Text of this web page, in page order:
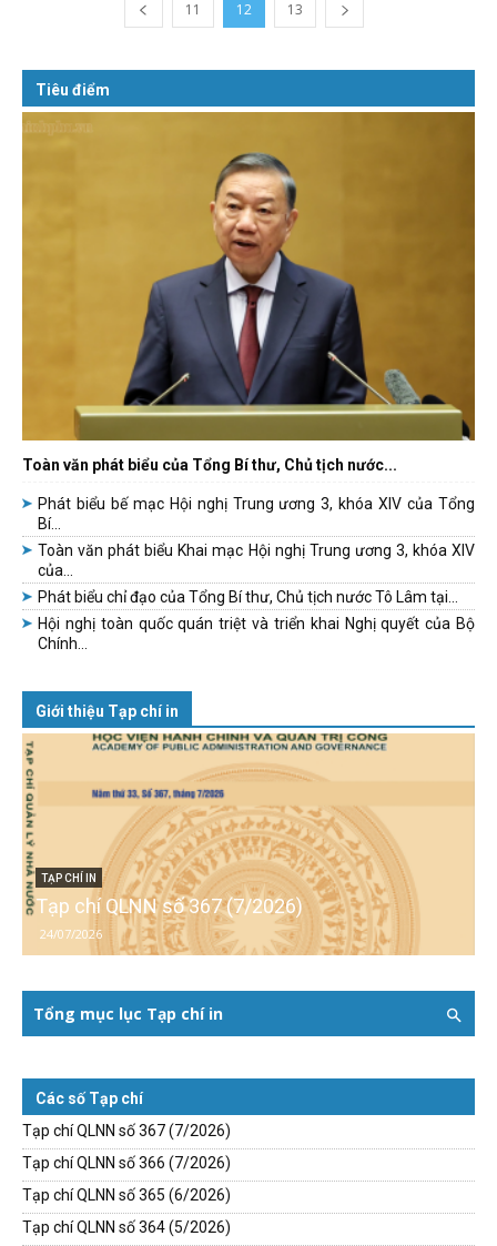
11 12 13
Tiêu điểm
Toàn văn phát biểu của Tổng Bí thư, Chủ tịch nước...
Phát biểu bế mạc Hội nghị Trung ương 3, khóa XIV của Tổng
Bí...
Toàn văn phát biểu Khai mạc Hội nghị Trung ương 3, khóa XIV
của...
Phát biểu chỉ đạo của Tổng Bí thư, Chủ tịch nước Tô Lâm tại...
Hội nghị toàn quốc quán triệt và triển khai Nghị quyết của Bộ
Chính...
Giới thiệu Tạp chí in
TẠP CHÍ IN
Tạp chí QLNN số 367 (7/2026)
24/07/2026
Tổng mục lục Tạp chí in
Các số Tạp chí
Tạp chí QLNN số 367 (7/2026)
Tạp chí QLNN số 366 (7/2026)
Tạp chí QLNN số 365 (6/2026)
Tạp chí QLNN số 364 (5/2026)